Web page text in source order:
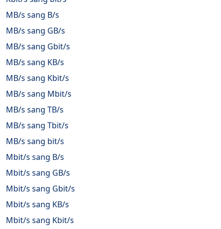
MB/s sang B/s
MB/s sang GB/s
MB/s sang Gbit/s
MB/s sang KB/s
MB/s sang Kbit/s
MB/s sang Mbit/s
MB/s sang TB/s
MB/s sang Tbit/s
MB/s sang bit/s
Mbit/s sang B/s
Mbit/s sang GB/s
Mbit/s sang Gbit/s
Mbit/s sang KB/s
Mbit/s sang Kbit/s